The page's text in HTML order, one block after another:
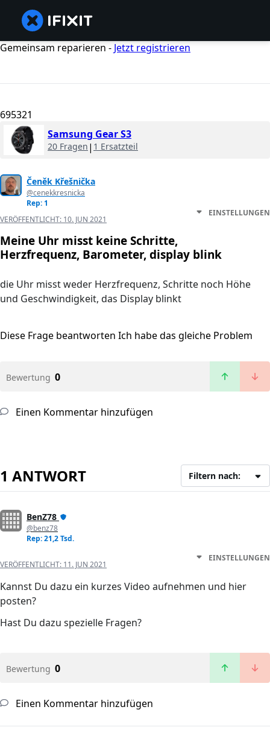
Gemeinsam reparieren - Jetzt registrieren
695321
Samsung Gear S3
20 Fragen | 1 Ersatzteil
Čeněk Křešnička
@cenekkresnicka
Rep: 1
VERÖFFENTLICHT: 10. JUN 2021
EINSTELLUNGEN
Meine Uhr misst keine Schritte,
Herzfrequenz, Barometer, display blink
die Uhr misst weder Herzfrequenz, Schritte noch Höhe
und Geschwindigkeit, das Display blinkt
Diese Frage beantworten Ich habe das gleiche Problem
Bewertung 0
Einen Kommentar hinzufügen
1 ANTWORT Filtern nach:
BenZ78
@benz78
Rep: 21,2 Tsd.
VERÖFFENTLICHT: 11. JUN 2021
EINSTELLUNGEN
Kannst Du dazu ein kurzes Video aufnehmen und hier
posten?
Hast Du dazu spezielle Fragen?
Bewertung 0
Einen Kommentar hinzufügen